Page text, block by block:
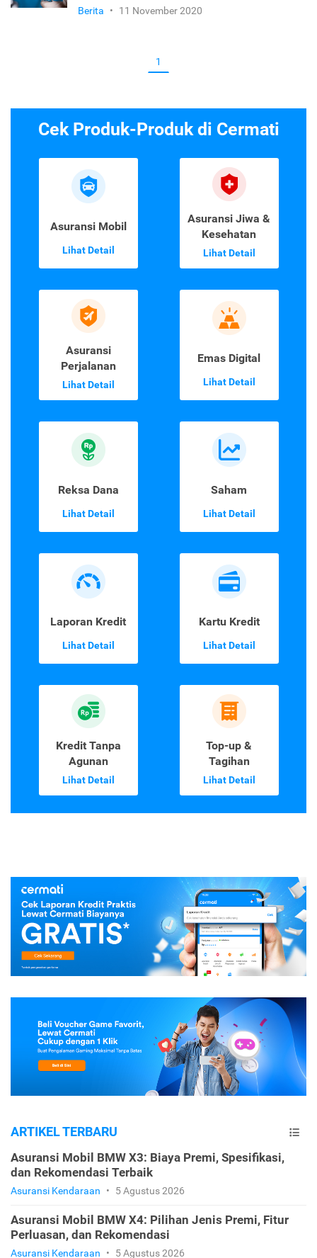
Berita • 11 November 2020
1
Cek Produk-Produk di Cermati
Asuransi Mobil
Lihat Detail
Asuransi Jiwa &
Kesehatan
Lihat Detail
Asuransi
Perjalanan
Lihat Detail
Emas Digital
Lihat Detail
Reksa Dana
Lihat Detail
Saham
Lihat Detail
Laporan Kredit
Lihat Detail
Kartu Kredit
Lihat Detail
Kredit Tanpa
Agunan
Lihat Detail
Top-up &
Tagihan
Lihat Detail
ARTIKEL TERBARU
Asuransi Mobil BMW X3: Biaya Premi, Spesifikasi,
dan Rekomendasi Terbaik
Asuransi Kendaraan • 5 Agustus 2026
Asuransi Mobil BMW X4: Pilihan Jenis Premi, Fitur
Perluasan, dan Rekomendasi
Asuransi Kendaraan • 5 Agustus 2026